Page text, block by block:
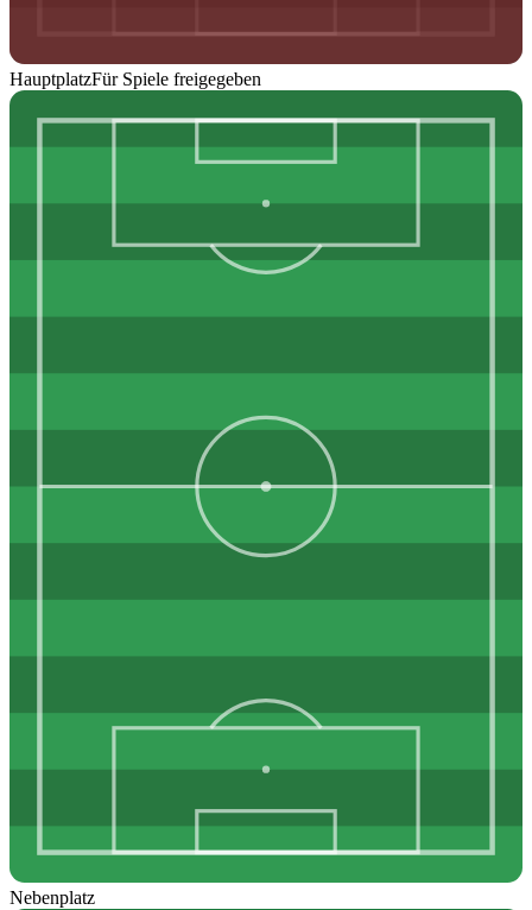
HauptplatzFür Spiele freigegeben
Nebenplatz